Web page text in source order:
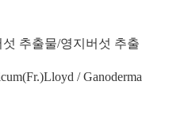
추출물/영지버섯 추출
/ Ganoderma